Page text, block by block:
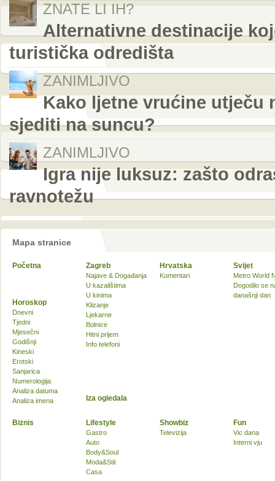
ZNATE LI IH?
Alternativne destinacije
turistička odredišta
ZANIMLJIVO
Kako ljetne vrućine utječu
sjediti na suncu?
ZANIMLJIVO
Igra nije luksuz: zašto
ravnotežu
Mapa stranice
Početna Zagreb
Najave & Događanja
U kazalištima
U kinima
Klizanje
Ljekarne
Bolnice
Hitni prijem
Info telefoni
Hrvatska
Komentari
Svijet
Metro World
Dogodilo se
današnji dan
Biznis Lifestyle
Gastro
Auto
Body&Soul
Moda&Stil
Casa
Showbiz
Televizija
Fun
Vic dana
Interni vju
Horoskop
Dnevni
Tjedni
Mjesečni
Godišnji
Kineski
Erotski
Sanjarica
Numerologija
Analiza datuma
Analiza imena
Iza ogledala